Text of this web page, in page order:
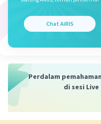
lingkungan,
rumah kaca,
iklim. Aktivitas
intensif.
Perlindungan
perlindungan
Chat AiRIS
Perdalam
di sesi Live